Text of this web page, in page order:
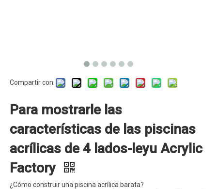
Compartir con:
Para mostrarle las
características de las piscinas
acrílicas de 4 lados-leyu Acrylic
Factory
¿Cómo construir una piscina acrílica barata?